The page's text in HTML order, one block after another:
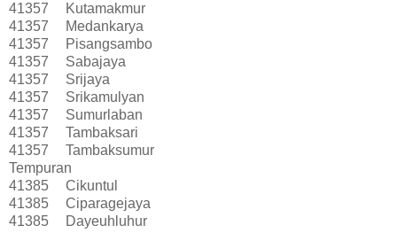
41357
Kutamakmur
41357
Medankarya
41357
Pisangsambo
41357
Sabajaya
41357
Srijaya
41357
Srikamulyan
41357
Sumurlaban
41357
Tambaksari
41357
Tambaksumur
Tempuran
41385
Cikuntul
41385
Ciparagejaya
41385
Dayeuhluhur